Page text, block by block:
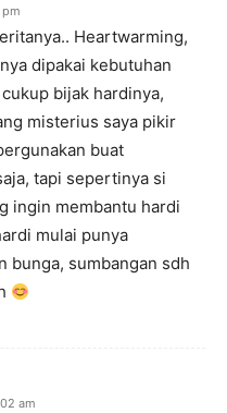
Heartwarming,
dipakai kebutuhan
bijak hardinya,
misterius saya pikir
buat
tapi sepertinya si
ingin membantu hardi
mulai punya
bunga, sumbangan sdh
am